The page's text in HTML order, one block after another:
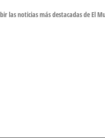
las noticias más destacadas de El